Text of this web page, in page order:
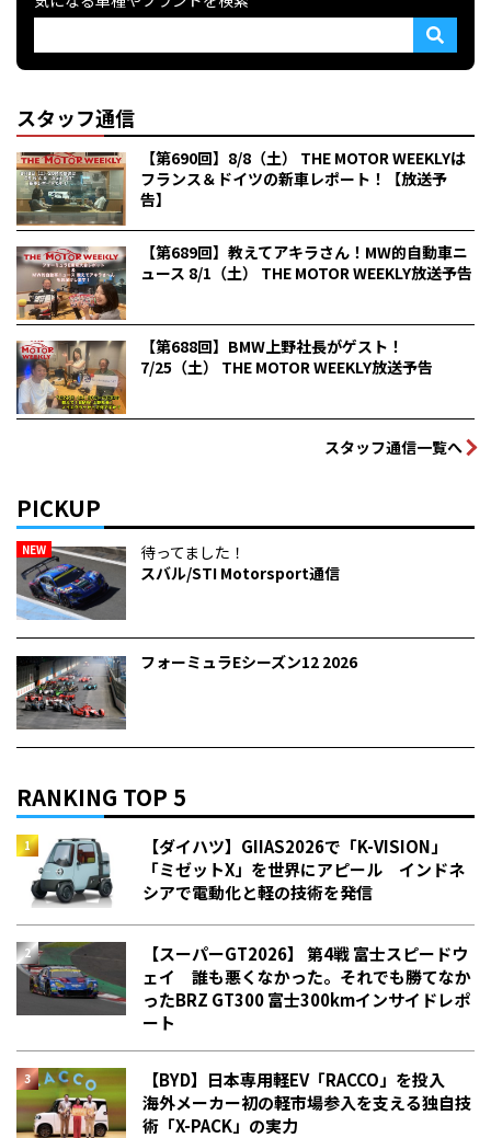
スタッフ通信
【第690回】8/8（土） THE MOTOR WEEKLYは
フランス＆ドイツの新車レポート！【放送予
告】
【第689回】教えてアキラさん！MW的自動車ニ
ュース 8/1（土） THE MOTOR WEEKLY放送予告
【第688回】BMW上野社長がゲスト！
7/25（土） THE MOTOR WEEKLY放送予告
スタッフ通信一覧へ
PICKUP
NEW
待ってました！
スバル/STI Motorsport通信
フォーミュラEシーズン12 2026
RANKING TOP 5
【ダイハツ】GIIAS2026で「K-VISION」
「ミゼットX」を世界にアピール インドネ
シアで電動化と軽の技術を発信
【スーパーGT2026】 第4戦 富士スピードウ
ェイ 誰も悪くなかった。それでも勝てなか
った――BRZ GT300 富士300kmインサイドレポ
ート
【BYD】日本専用軽EV「RACCO」を投入
海外メーカー初の軽市場参入を支える独自技
術「X-PACK」の実力